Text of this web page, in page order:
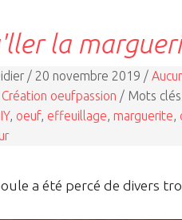
la
/ 20 novembre 2019 /
Création oeufpassion / Mots clés
, oeuf, effeuillage, marguerite,
a été percé de divers